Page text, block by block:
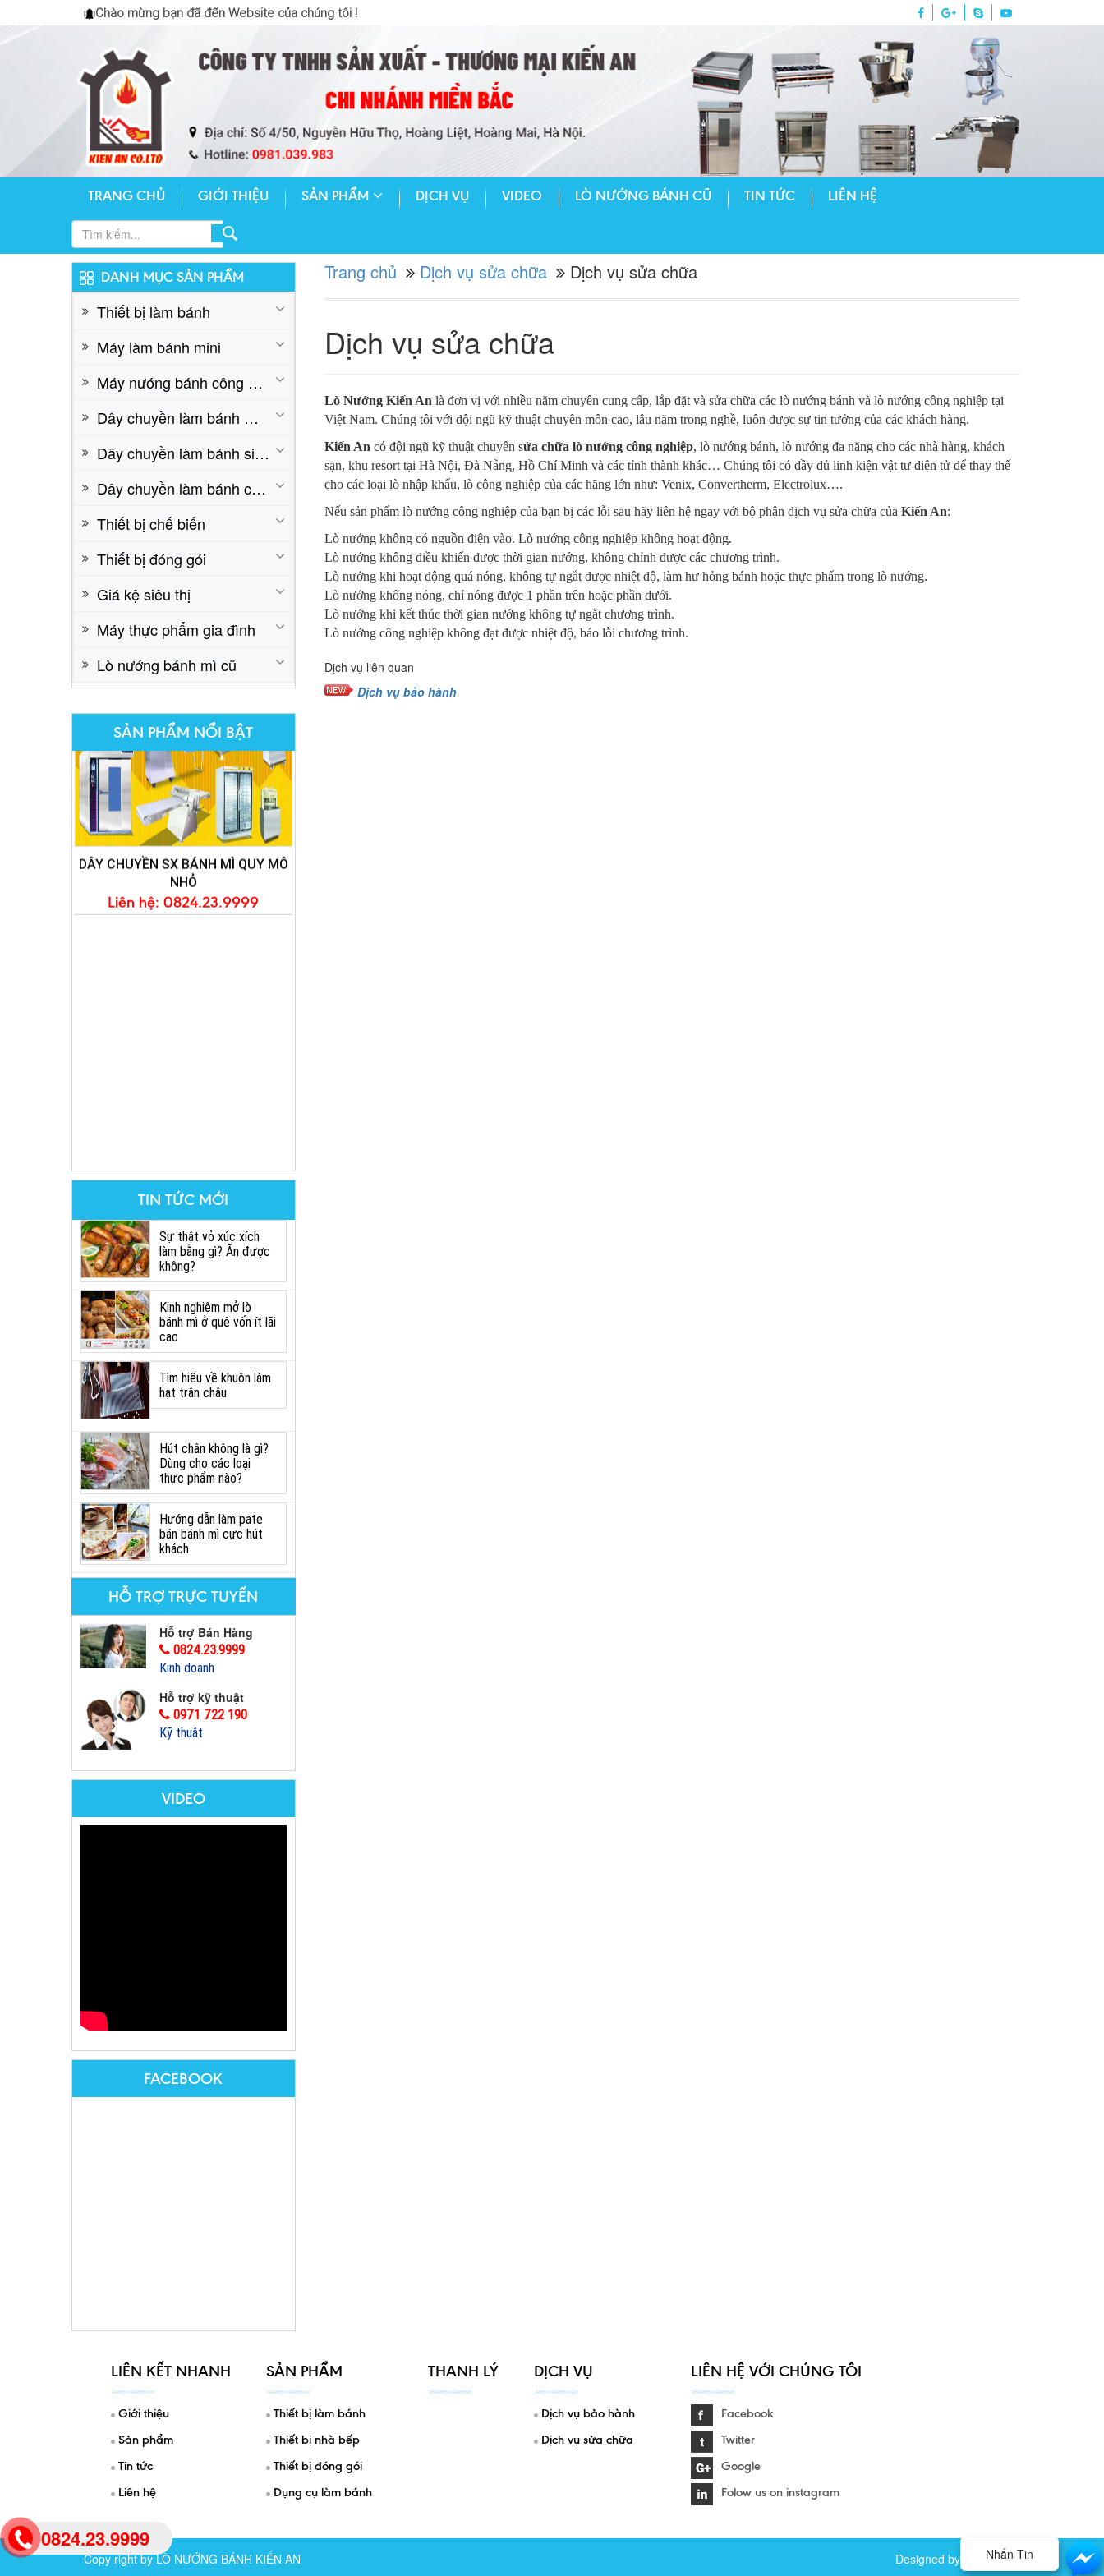
Chào mừng bạn đã đến Website của chúng tôi !
TRANG CHỦ GIỚI THIỆU SẢN PHẨM DỊCH VỤ VIDEO LÒ NƯỚNG BÁNH CŨ TIN TỨC LIÊN HỆ
DANH MỤC SẢN PHẨM
Thiết bị làm bánh
Máy làm bánh mini
Máy nướng bánh công nghiệp
Dây chuyền làm bánh mì cơ bản
Dây chuyền làm bánh sinh nhật cơ bản
Dây chuyền làm bánh công nghiệp
Thiết bị chế biến
Thiết bị đóng gói
Giá kệ siêu thị
Máy thực phẩm gia đình
Lò nướng bánh mì cũ
SẢN PHẨM NỔI BẬT
Liên hệ: 0824.23.9999
LÒ XOAY 16 KHAY
Liên hệ: 0824.23.9999
Liên hệ: 0824.23.9999
MÁY VÊ BỘT 4 LÔ 2 BĂNG TẢI
Liên hệ: 0824.23.9999
DÂY CHUYỀN SX BÁNH MÌ QUY MÔ
NHỎ
Liên hệ: 0824.23.9999
TIN TỨC MỚI
Sự thật vỏ xúc xích
làm bằng gì? Ăn được
không?
Kinh nghiệm mở lò
bánh mì ở quê vốn ít lãi
cao
Tìm hiểu về khuôn làm
hạt trân châu
Hút chân không là gì?
Dùng cho các loại
thực phẩm nào?
Hướng dẫn làm pate
bán bánh mì cực hút
khách
HỖ TRỢ TRỰC TUYẾN
Hỗ trợ Bán Hàng
0824.23.9999
Kinh doanh
Hỗ trợ kỹ thuật
0971 722 190
Kỹ thuật
VIDEO
FACEBOOK
Trang chủ Dịch vụ sửa chữa Dịch vụ sửa chữa
Dịch vụ sửa chữa
Lò Nướng Kiến An là đơn vị với nhiều năm chuyên cung cấp, lắp đặt và sửa chữa các lò nướng bánh và lò nướng công nghiệp tại
Việt Nam. Chúng tôi với đội ngũ kỹ thuật chuyên môn cao, lâu năm trong nghề, luôn được sự tin tưởng của các khách hàng.
Kiến An có đội ngũ kỹ thuật chuyên sửa chữa lò nướng công nghiệp, lò nướng bánh, lò nướng đa năng cho các nhà hàng, khách
sạn, khu resort tại Hà Nội, Đà Nẵng, Hồ Chí Minh và các tỉnh thành khác… Chúng tôi có đầy đủ linh kiện vật tư điện tử để thay thế
cho các loại lò nhập khẩu, lò công nghiệp của các hãng lớn như: Venix, Convertherm, Electrolux….
Nếu sản phẩm lò nướng công nghiệp của bạn bị các lỗi sau hãy liên hệ ngay với bộ phận dịch vụ sửa chữa của Kiến An:
Lò nướng không có nguồn điện vào. Lò nướng công nghiệp không hoạt động.
Lò nướng không điều khiển được thời gian nướng, không chỉnh được các chương trình.
Lò nướng khi hoạt động quá nóng, không tự ngắt được nhiệt độ, làm hư hỏng bánh hoặc thực phẩm trong lò nướng.
Lò nướng không nóng, chỉ nóng được 1 phần trên hoặc phần dưới.
Lò nướng khi kết thúc thời gian nướng không tự ngắt chương trình.
Lò nướng công nghiệp không đạt được nhiệt độ, báo lỗi chương trình.
Dịch vụ liên quan
Dịch vụ bảo hành
LIÊN KẾT NHANH
Giới thiệu
Sản phẩm
Tin tức
Liên hệ
SẢN PHẨM
Thiết bị làm bánh
Thiết bị nhà bếp
Thiết bị đóng gói
Dụng cụ làm bánh
THANH LÝ DỊCH VỤ
Dịch vụ bảo hành
Dịch vụ sửa chữa
LIÊN HỆ VỚI CHÚNG TÔI
Facebook
Twitter
Google
Folow us on instagram
Copy right by LÒ NƯỚNG BÁNH KIẾN AN Designed by Tam Nghia
Nhắn Tin
0824.23.9999